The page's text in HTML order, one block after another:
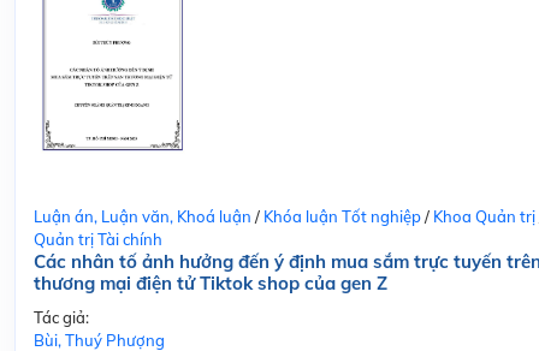
Luận án, Luận văn, Khoá luận / Khóa luận Tốt nghiệp/ Khoa Quản trị
Quản trị Tài chính
Các nhân tố ảnh hưởng đến ý định mua sắm trực tuyến
thương mại điện tử Tiktok shop của gen Z
Tác giả:
Bùi, Thuý Phượng